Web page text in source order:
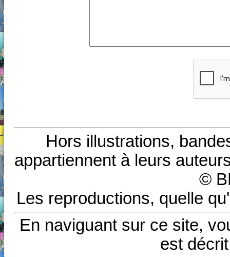
Hors illustrations,
appartiennent à leurs
©
Les reproductions, quelle
En naviguant sur ce site,
est